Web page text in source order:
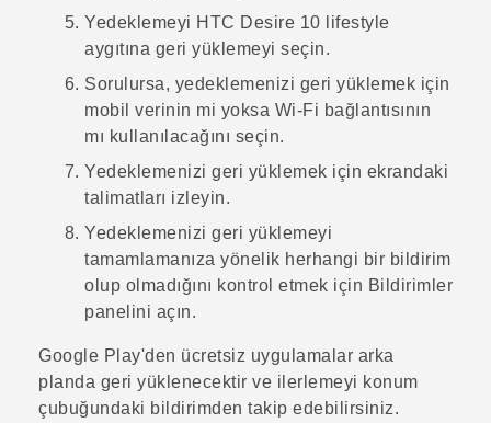
Yedeklemeyi HTC Desire 10 lifestyle
aygıtına geri yüklemeyi seçin.
Sorulursa, yedeklemenizi geri yüklemek için
mobil verinin mi yoksa Wi‍-Fi bağlantısının
mı kullanılacağını seçin.
Yedeklemenizi geri yüklemek için ekrandaki
talimatları izleyin.
Yedeklemenizi geri yüklemeyi
tamamlamanıza yönelik herhangi bir bildirim
olup olmadığını kontrol etmek için Bildirimler
panelini açın.
Google Play'den ücretsiz uygulamalar arka
planda geri yüklenecektir ve ilerlemeyi konum
çubuğundaki bildirimden takip edebilirsiniz.